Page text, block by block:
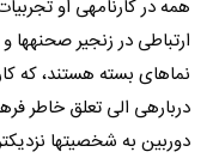
همه در کارنامه­ی او
ارتباطی در زنجیر صحنه­ها
نماهای بسته هستند، که
درباره­ی الی تعلق خاطر
دوربین به شخصیت­ها